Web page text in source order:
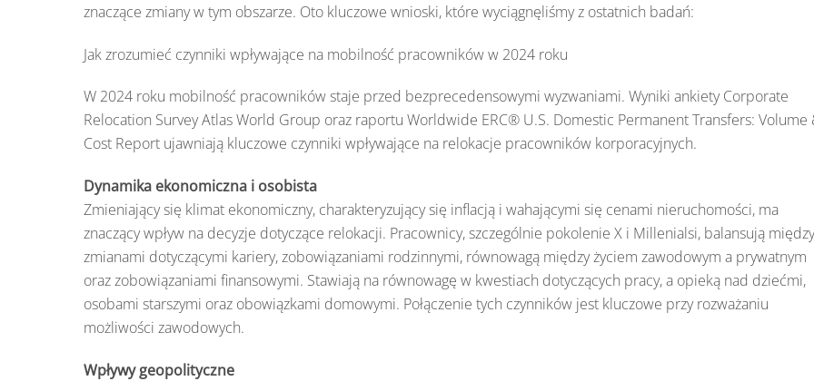
znaczące zmiany w tym obszarze. Oto kluczowe wnioski, które wyciągnęliśmy z ostatnich badań:
Jak zrozumieć czynniki wpływające na mobilność pracowników w 2024 roku
W 2024 roku mobilność pracowników staje przed bezprecedensowymi wyzwaniami. Wyniki ankiety Corporate
Relocation Survey Atlas World Group oraz raportu Worldwide ERC® U.S. Domestic Permanent Transfers: Volume
Cost Report ujawniają kluczowe czynniki wpływające na relokacje pracowników korporacyjnych.
Dynamika ekonomiczna i osobista
Zmieniający się klimat ekonomiczny, charakteryzujący się inflacją i wahającymi się cenami nieruchomości, ma
znaczący wpływ na decyzje dotyczące relokacji. Pracownicy, szczególnie pokolenie X i Millenialsi, balansują między
zmianami dotyczącymi kariery, zobowiązaniami rodzinnymi, równowagą między życiem zawodowym a prywatnym
oraz zobowiązaniami finansowymi. Stawiają na równowagę w kwestiach dotyczących pracy, a opieką nad dziećmi,
osobami starszymi oraz obowiązkami domowymi. Połączenie tych czynników jest kluczowe przy rozważaniu
możliwości zawodowych.
Wpływy geopolityczne